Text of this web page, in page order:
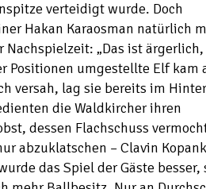
verteidigt wurde. Doch
Hakan Karaosman natürlich
„Das ist
Positionen umgestellte Elf kam
versah, lag sie bereits im
die Waldkircher ihren
dessen Flachschuss
abzuklatschen – Clavin
das Spiel der Gäste besser,